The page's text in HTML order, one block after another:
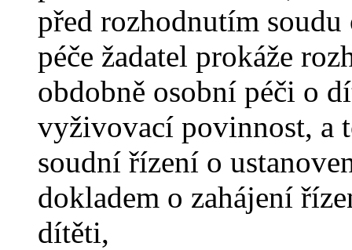
před rozhodnutím soudu
péče žadatel prokáže
obdobně osobní péči o
vyživovací povinnost, a
soudní řízení o
dokladem o zahájení
dítěti,